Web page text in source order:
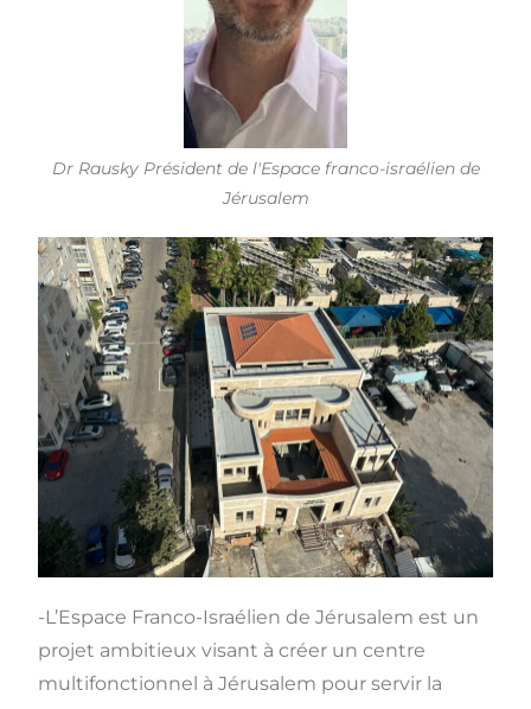
Dr Rausky Président de l'Espace franco-israélien de
Jérusalem
-L’Espace Franco-Israélien de Jérusalem est un
projet ambitieux visant à créer un centre
multifonctionnel à Jérusalem pour servir la